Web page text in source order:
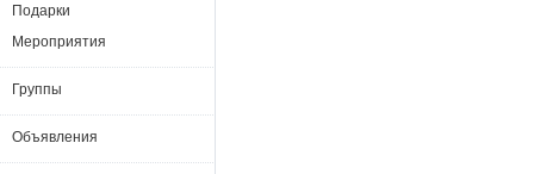
Подарки
Мероприятия
Группы
Объявления